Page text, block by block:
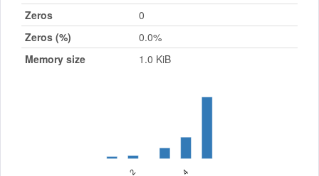
Zeros
0
Zeros (%)
0.0%
Memory size
1.0 KiB